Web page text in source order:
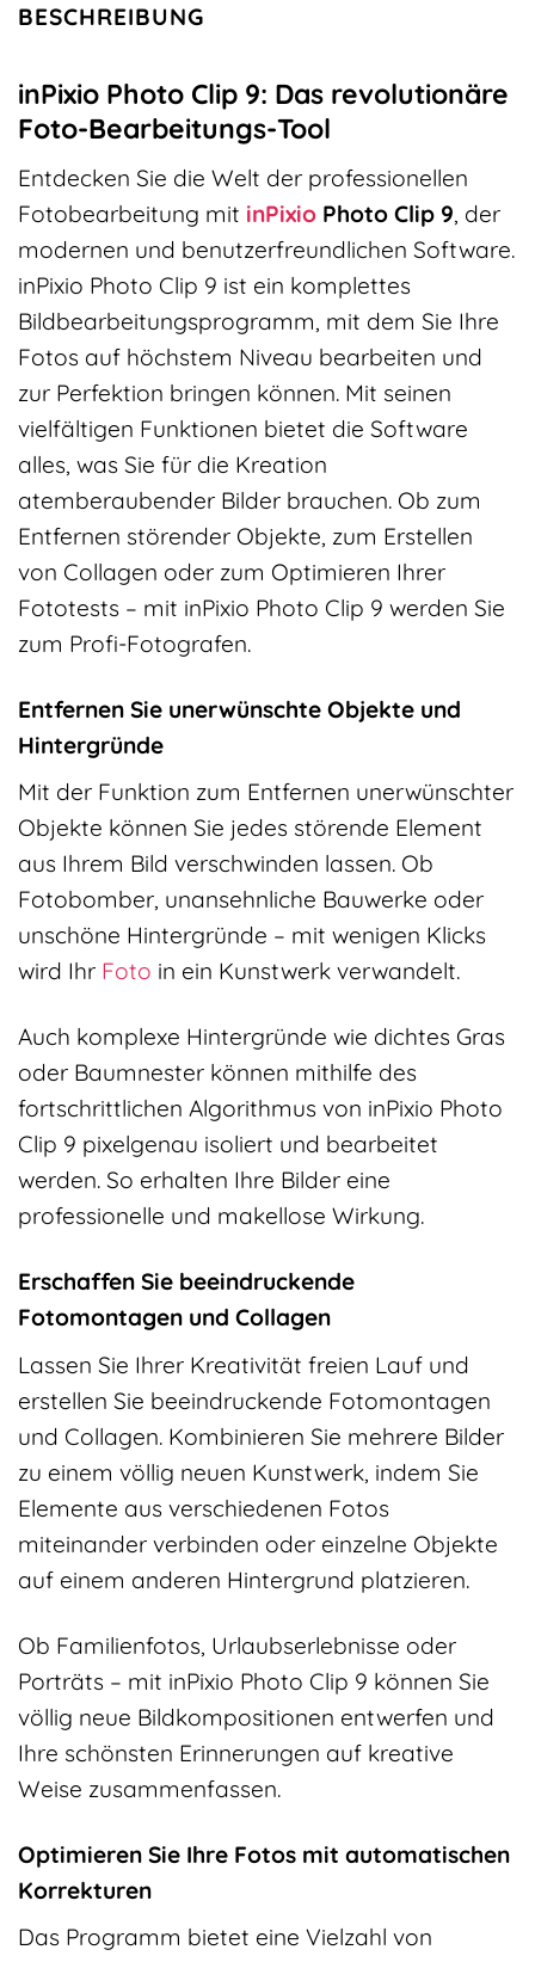
BESCHREIBUNG
inPixio Photo Clip 9: Das revolutionäre
Foto-Bearbeitungs-Tool
Entdecken Sie die Welt der professionellen
Fotobearbeitung mit inPixio Photo Clip 9, der
modernen und benutzerfreundlichen Software.
inPixio Photo Clip 9 ist ein komplettes
Bildbearbeitungsprogramm, mit dem Sie Ihre
Fotos auf höchstem Niveau bearbeiten und
zur Perfektion bringen können. Mit seinen
vielfältigen Funktionen bietet die Software
alles, was Sie für die Kreation
atemberaubender Bilder brauchen. Ob zum
Entfernen störender Objekte, zum Erstellen
von Collagen oder zum Optimieren Ihrer
Fototests – mit inPixio Photo Clip 9 werden Sie
zum Profi-Fotografen.
Entfernen Sie unerwünschte Objekte und
Hintergründe
Mit der Funktion zum Entfernen unerwünschter
Objekte können Sie jedes störende Element
aus Ihrem Bild verschwinden lassen. Ob
Fotobomber, unansehnliche Bauwerke oder
unschöne Hintergründe – mit wenigen Klicks
wird Ihr Foto in ein Kunstwerk verwandelt.
Auch komplexe Hintergründe wie dichtes Gras
oder Baumnester können mithilfe des
fortschrittlichen Algorithmus von inPixio Photo
Clip 9 pixelgenau isoliert und bearbeitet
werden. So erhalten Ihre Bilder eine
professionelle und makellose Wirkung.
Erschaffen Sie beeindruckende
Fotomontagen und Collagen
Lassen Sie Ihrer Kreativität freien Lauf und
erstellen Sie beeindruckende Fotomontagen
und Collagen. Kombinieren Sie mehrere Bilder
zu einem völlig neuen Kunstwerk, indem Sie
Elemente aus verschiedenen Fotos
miteinander verbinden oder einzelne Objekte
auf einem anderen Hintergrund platzieren.
Ob Familienfotos, Urlaubserlebnisse oder
Porträts – mit inPixio Photo Clip 9 können Sie
völlig neue Bildkompositionen entwerfen und
Ihre schönsten Erinnerungen auf kreative
Weise zusammenfassen.
Optimieren Sie Ihre Fotos mit automatischen
Korrekturen
Das Programm bietet eine Vielzahl von